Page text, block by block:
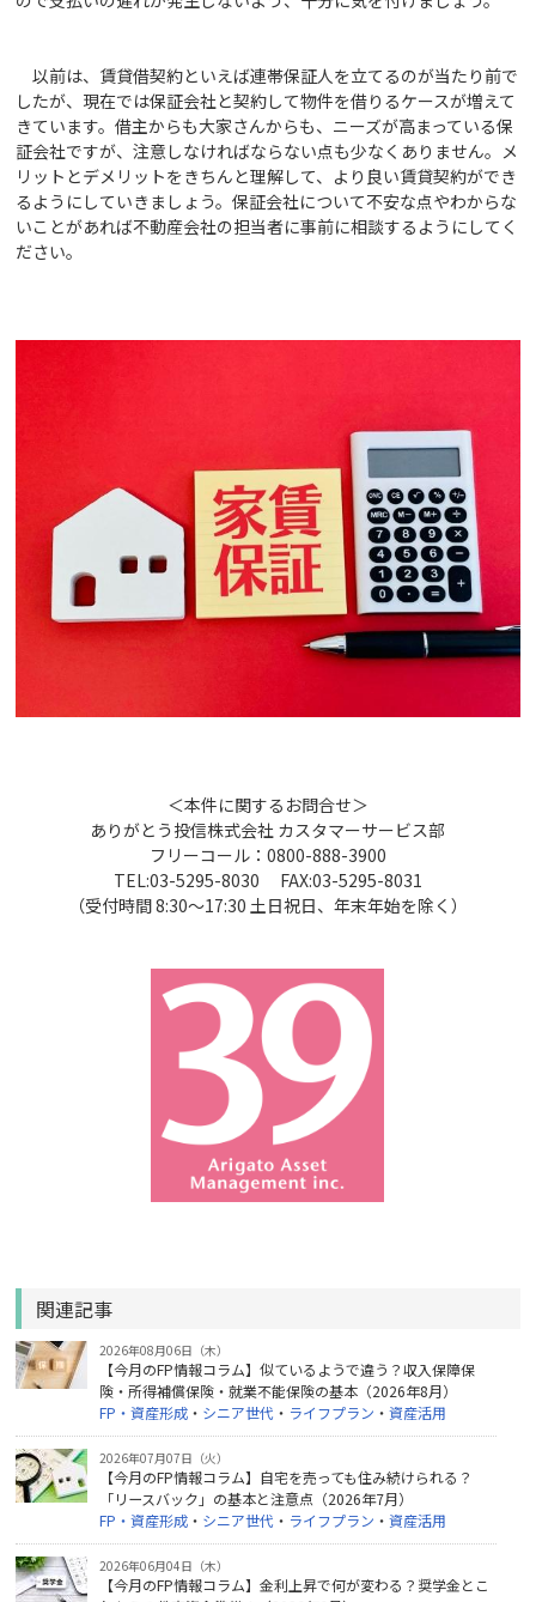
以前は、賃貸借契約といえば連帯保証人を立てるのが当たり前で
したが、現在では保証会社と契約して物件を借りるケースが増えて
きています。借主からも大家さんからも、ニーズが高まっている保
証会社ですが、注意しなければならない点も少なくありません。メ
リットとデメリットをきちんと理解して、より良い賃貸契約ができ
るようにしていきましょう。保証会社について不安な点やわからな
いことがあれば不動産会社の担当者に事前に相談するようにしてく
ださい。
＜本件に関するお問合せ＞
ありがとう投信株式会社 カスタマーサービス部
フリーコール：0800-888-3900
TEL:03-5295-8030 FAX:03-5295-8031
（受付時間 8:30～17:30 土日祝日、年末年始を除く）
関連記事
2026年08月06日（木）
【今月のFP情報コラム】似ているようで違う？収入保障保
険・所得補償保険・就業不能保険の基本（2026年8月）
FP・資産形成 ・ シニア世代 ・ ライフプラン ・資産活用
2026年07月07日（火）
【今月のFP情報コラム】自宅を売っても住み続けられる？
「リースバック」の基本と注意点（2026年7月）
FP・資産形成 ・ シニア世代 ・ ライフプラン ・資産活用
2026年06月04日（木）
【今月のFP情報コラム】金利上昇で何が変わる？奨学金とこ